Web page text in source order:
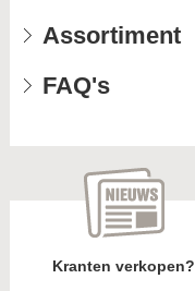
Assortiment
FAQ's
Kranten verkopen?